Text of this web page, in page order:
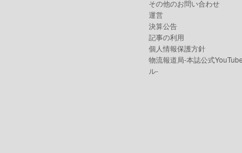
その他のお問い合わせ
運営
決算公告
記事の利用
個人情報保護方針
物流報道局-本誌公式
ル-